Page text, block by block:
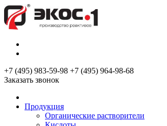
+7 (495) 983-59-98 +7 (495) 964-98-68
Заказать звонок
Продукция
Органические растворители